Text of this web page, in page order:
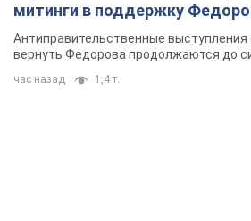
митинги в поддержку
Антиправительственные выступления
вернуть Федорова продолжаются до
час назад 1,4 т.